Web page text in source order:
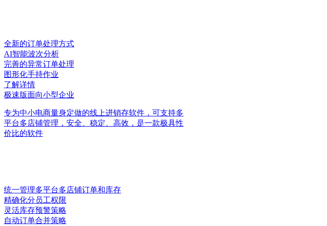
全新的订单处理方式
AI智能波次分析
完善的异常订单处理
图形化手持作业
了解详情
极速版面向小型企业
专为中小电商量身定做的线上进销存软件，可支持多
平台多店铺管理，安全、稳定、高效，是一款极具性
价比的软件
统一管理多平台多店铺订单和库存
精确化分员工权限
灵活库存预警策略
自动订单合并策略